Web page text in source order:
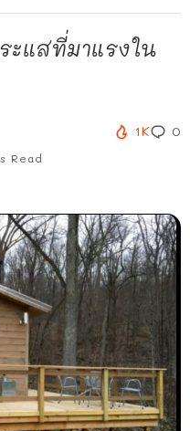
แสที่มาแรงใน
Read
1K 0